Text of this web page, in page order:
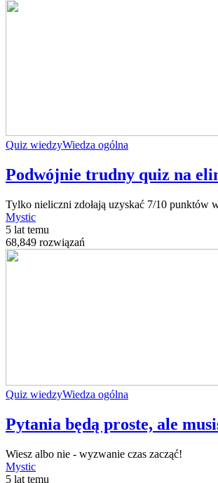
Quiz wiedzyWiedza ogólna
Podwójnie trudny quiz na
Tylko nieliczni zdołają uzyskać 7/10 punktów
Mystic
5 lat temu
68,849 rozwiązań
Quiz wiedzyWiedza ogólna
Pytania będą proste, ale
Wiesz albo nie - wyzwanie czas zacząć!
Mystic
5 lat temu